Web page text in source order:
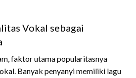
Vokal sebagai
faktor utama popularitasnya
Banyak penyanyi memiliki lagu